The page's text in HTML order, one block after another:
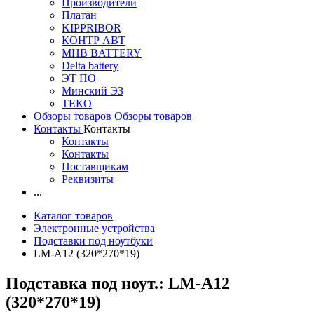
Производители
Платан
KIPPRIBOR
КОНТР АВТ
MHB BATTERY
Delta battery
ЭT ПО
Минский ЭЗ
ТЕКО
Обзоры товаров Обзоры товаров
Контакты Контакты
Контакты
Контакты
Поставщикам
Реквизиты
...
Каталог товаров
Электронные устройства
Подставки под ноутбуки
LM-A12 (320*270*19)
Подставка под ноут.: LM-A12
(320*270*19)